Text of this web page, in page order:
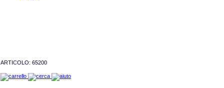
ARTICOLO: 65200